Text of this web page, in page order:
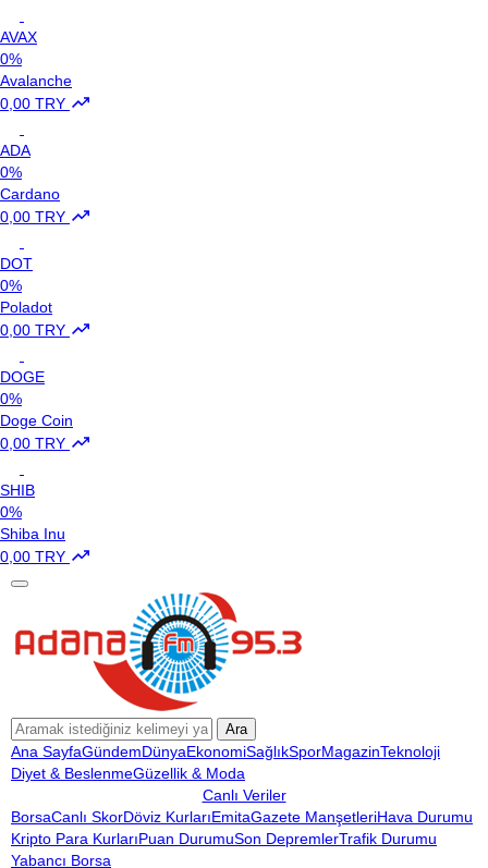
AVAX
0%
Avalanche
0,00 TRY
ADA
0%
Cardano
0,00 TRY
DOT
0%
Poladot
0,00 TRY
DOGE
0%
Doge Coin
0,00 TRY
SHIB
0%
Shiba Inu
0,00 TRY
Ara
Ana SayfaGündemDünyaEkonomiSağlıkSporMagazinTeknoloji
Diyet & BeslenmeGüzellik & Moda
Canlı Veriler
BorsaCanlı SkorDöviz KurlarıEmitaGazete ManşetleriHava Durumu
Kripto Para KurlarıPuan DurumuSon DepremlerTrafik Durumu
Yabancı Borsa